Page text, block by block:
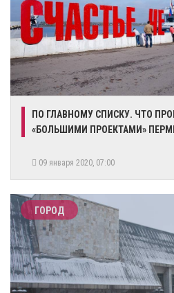
ПО ГЛАВНОМУ СПИСКУ. ЧТО
«БОЛЬШИМИ ПРОЕКТАМИ»
09 января 2020, 07:00
ГОРОД